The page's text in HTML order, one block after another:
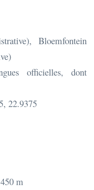
Bloemfontein
officielles, dont
22.9375
m